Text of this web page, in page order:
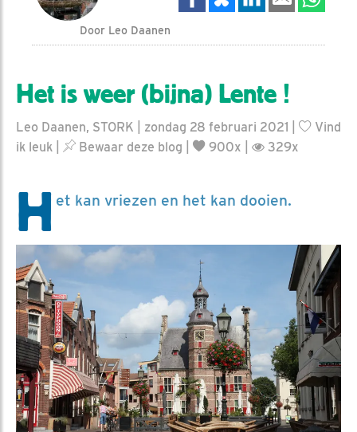
Door Leo Daanen
Het is weer (bijna) Lente !
Leo Daanen, STORK | zondag 28 februari 2021 |
Vind
ik leuk
Bewaar deze blog 900x | 329x
H et kan vriezen en het kan dooien.